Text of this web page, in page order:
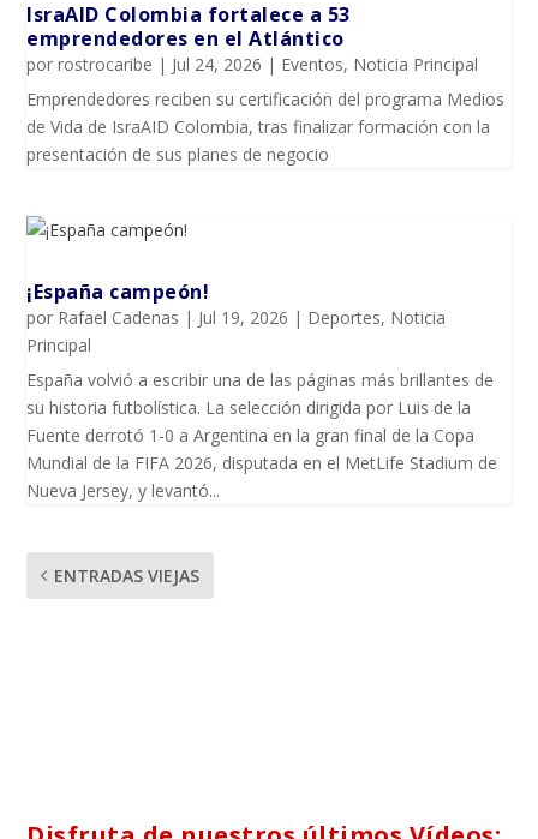
IsraAID Colombia fortalece a 53
emprendedores en el Atlántico
porrostrocaribe | Jul 24, 2026 | Eventos, Noticia Principal
Emprendedores reciben su certificación del programa Medios
de Vida de IsraAID Colombia, tras finalizar formación con la
presentación de sus planes de negocio
¡España campeón!
por Rafael Cadenas | Jul 19, 2026 | Deportes, Noticia
Principal
España volvió a escribir una de las páginas más brillantes de
su historia futbolística. La selección dirigida por Luis de la
Fuente derrotó 1-0 a Argentina en la gran final de la Copa
Mundial de la FIFA 2026, disputada en el MetLife Stadium de
Nueva Jersey, y levantó...
ENTRADAS VIEJAS